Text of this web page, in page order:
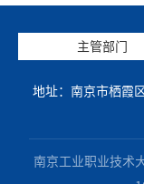
主管部门
地址：南京市栖霞
南京工业职业技术